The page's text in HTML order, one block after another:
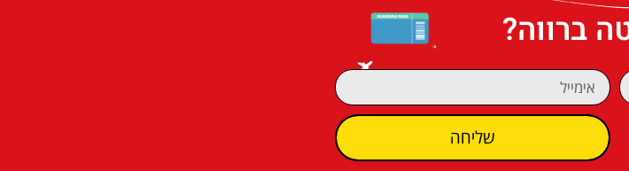
ברווה?
שליחה